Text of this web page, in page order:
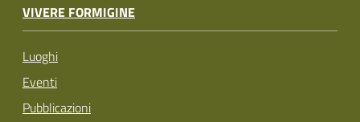
VIVERE FORMIGINE
Luoghi
Eventi
Pubblicazioni